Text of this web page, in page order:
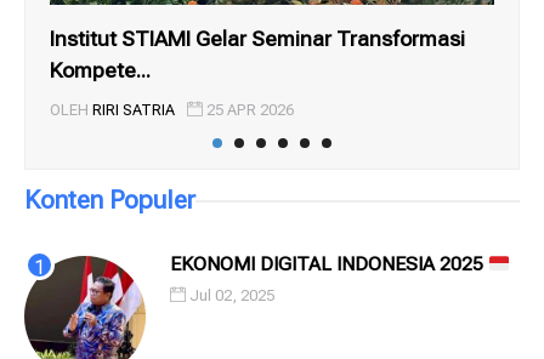
Institut STIAMI Gelar Seminar Transformasi
Kompete...
OLEH RIRI SATRIA 25 APR 2026
Konten Populer
EKONOMI DIGITAL INDONESIA 2025
Jul 02, 2025